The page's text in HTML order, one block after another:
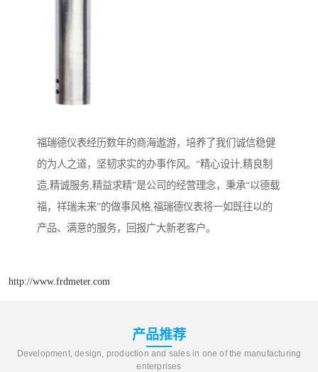
福瑞德仪表经历数年的商海遨游，培养了我们诚信稳健
的为人之道，坚韧求实的办事作风。“精心设计,精良制
造,精诚服务,精益求精”是公司的经营理念，秉承“以德载
福，祥瑞未来”的做事风格,福瑞德仪表将一如既往以的
产品、满意的服务，回报广大新老客户。
http://www.frdmeter.com
产品推荐
Development, design, production and sales in one of the manufacturing
enterprises